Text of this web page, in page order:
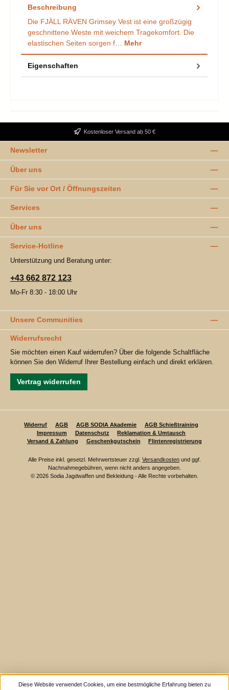
Beschreibung
Die FJÄLL RÄVEN Grimsey Vest ist eine großzügig
geschnittene Weste mit weichem Tragekomfort. Die
elastischen Seiten sorgen f… Mehr
Eigenschaften
Kostenloser Versand ab 50 €
Newsletter
Über uns
Für Sie vor Ort / Öffnungszeiten
Services
Über uns
Service-Hotline
Unterstützung und Beratung unter:
+43 662 872 123
Mo-Fr 8:30 - 18:00 Uhr
Unsere Communities
Widerrufsrecht
Sie möchten einen Kauf widerrufen? Über die folgende Schaltfläche
können Sie den Widerruf Ihrer Bestellung einfach und direkt erklären.
Vertrag widerrufen
Widerruf AGB AGB SODIA Akademie
AGB Schießtraining
Impressum
Datenschutz
Reklamation & Umtausch
Versand & Zahlung
Geschenkgutschein Flintenregistrierung
Alle Preise inkl. gesetzl. Mehrwertsteuer zzgl. Versandkosten und ggf.
Nachnahmegebühren, wenn nicht anders angegeben.
© 2026 Sodia Jagdwaffen und Bekleidung - Alle Rechte vorbehalten.
Diese Website verwendet Cookies, um eine bestmögliche Erfahrung bieten zu